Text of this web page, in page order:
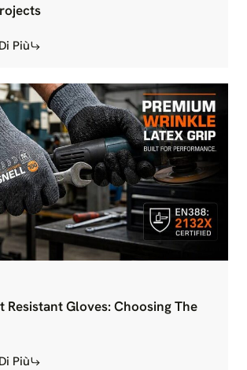
Più
Resistant Gloves: Choosing The
Più